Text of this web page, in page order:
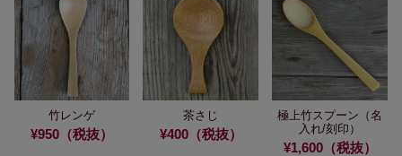
竹レンゲ
¥950（税抜）
茶さじ
¥400（税抜）
極上竹スプーン （名
入れ/刻印）
¥1,600（税抜）